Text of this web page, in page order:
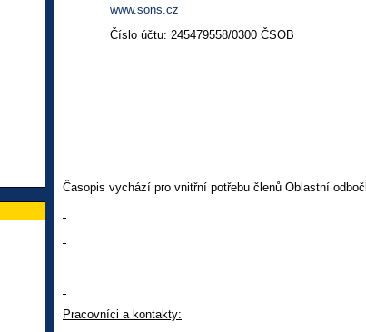
www.sons.cz
Číslo účtu: 245479558/0300 ČSOB
Časopis vychází pro vnitřní potřebu členů Oblastní
Pracovníci a kontakty: